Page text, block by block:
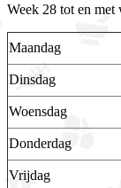
Week 28 tot en
Maandag
Dinsdag
Woensdag
Donderdag
Vrijdag